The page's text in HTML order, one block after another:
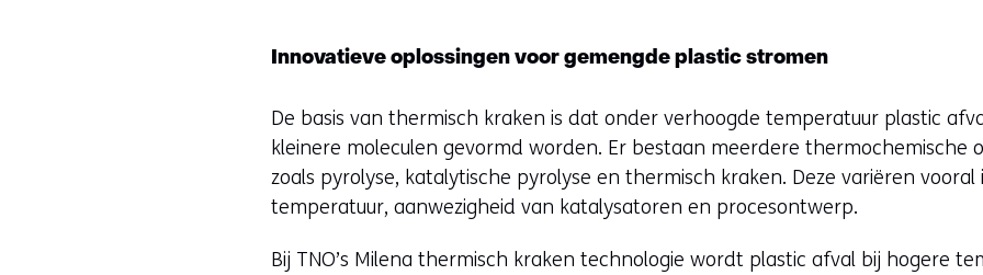
Innovatieve oplossingen voor gemengde plastic stromen
De basis van thermisch kraken is dat onder verhoogde temperatuur plastic
kleinere moleculen gevormd worden. Er bestaan meerdere thermochemische
zoals pyrolyse, katalytische pyrolyse en thermisch kraken. Deze variëren
temperatuur, aanwezigheid van katalysatoren en procesontwerp.
Bij TNO’s Milena thermisch kraken technologie wordt plastic afval bij hogere